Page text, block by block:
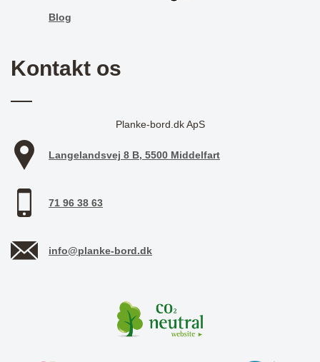
Blog
Kontakt os
Planke-bord.dk ApS
Langelandsvej 8 B, 5500 Middelfart
71 96 38 63
info@planke-bord.dk